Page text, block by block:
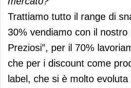
Trattiamo tutto il range di
30% vendiamo con il nostro
Preziosi”, per il 70%
che per i discount come
label, che si è molto